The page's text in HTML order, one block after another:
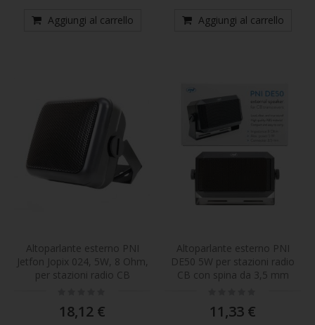
Aggiungi al carrello Aggiungi al carrello
Altoparlante esterno PNI
Jetfon Jopix 024, 5W, 8 Ohm,
per stazioni radio CB
18,12 €
Altoparlante esterno PNI
DE50 5W per stazioni radio
CB con spina da 3,5 mm
11,33 €